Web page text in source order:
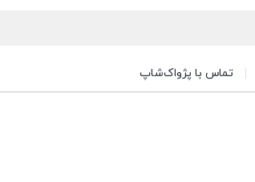
تماس با پژواک‌شاپ